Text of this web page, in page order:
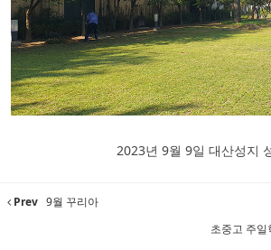
2023년 9월 9일 대산성지
Prev 9월 꾸리아
초중고 주